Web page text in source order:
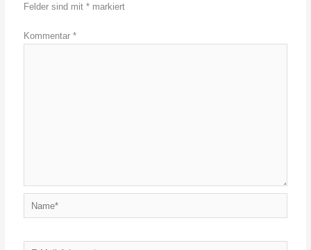
Felder sind mit* markiert
Kommentar*
Name*